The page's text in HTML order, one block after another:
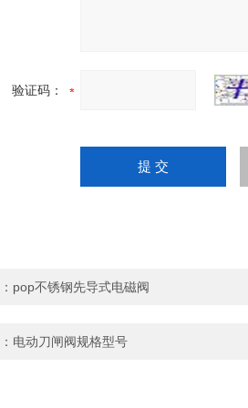
验证码：
pop不锈钢先导式电磁阀
电动刀闸阀规格型号